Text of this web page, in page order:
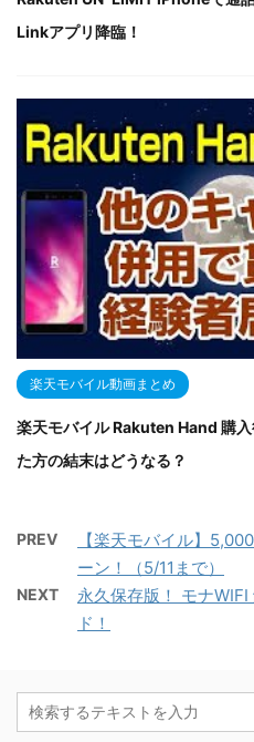
Linkアプリ降臨！
楽天モバイル動画まとめ
楽天モバイル Rakuten Hand 購
た方の結末はどうなる？
PREV
【楽天モバイル】
ーン！（5/11まで）
NEXT
永久保存版！ モナ
ド！